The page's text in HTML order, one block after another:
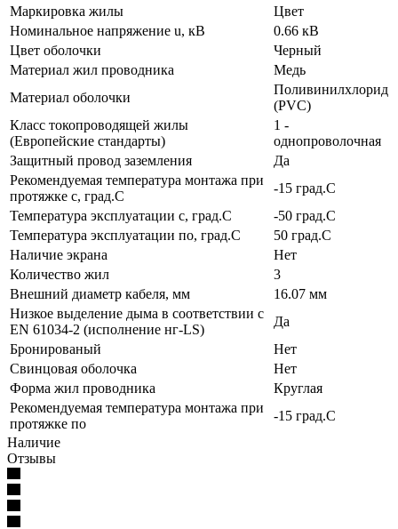
Маркировка жилы
Цвет
Номинальное напряжение u, кВ
0.66 кВ
Цвет оболочки
Черный
Материал жил проводника
Медь
Материал оболочки
Поливинилхлорид
(PVC)
Класс токопроводящей жилы
(Европейские стандарты)
1 -
однопроволочная
Защитный провод заземления
Да
Рекомендуемая температура монтажа при
протяжке с, град.C
-15 град.C
Температура эксплуатации с, град.C
-50 град.C
Температура эксплуатации по, град.C
50 град.C
Наличие экрана
Нет
Количество жил
3
Внешний диаметр кабеля, мм
16.07 мм
Низкое выделение дыма в соответствии с
EN 61034-2 (исполнение нг-LS)
Да
Бронированый
Нет
Свинцовая оболочка
Нет
Форма жил проводника
Круглая
Рекомендуемая температура монтажа при
протяжке по
-15 град.C
Наличие
Отзывы